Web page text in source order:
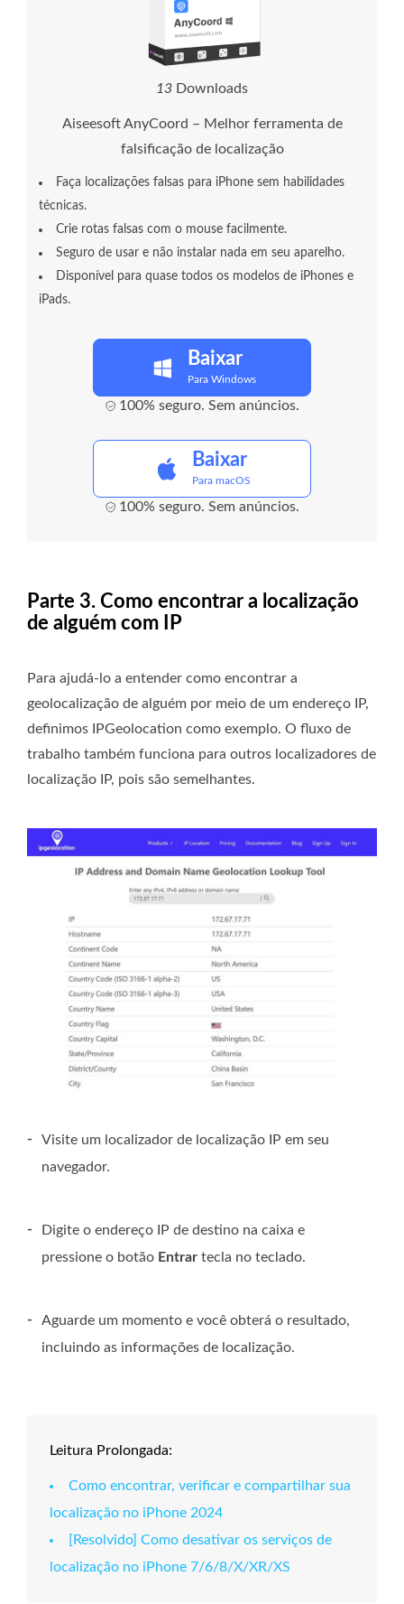
13 Downloads
Aiseesoft AnyCoord – Melhor ferramenta de
falsificação de localização
Faça localizações falsas para iPhone sem habilidades
técnicas.
Crie rotas falsas com o mouse facilmente.
Seguro de usar e não instalar nada em seu aparelho.
Disponível para quase todos os modelos de iPhones e
iPads.
Baixar
Para Windows
100% seguro. Sem anúncios.
Baixar
Para macOS
100% seguro. Sem anúncios.
Parte 3. Como encontrar a localização
de alguém com IP
Para ajudá-lo a entender como encontrar a
geolocalização de alguém por meio de um endereço IP,
definimos IPGeolocation como exemplo. O fluxo de
trabalho também funciona para outros localizadores de
localização IP, pois são semelhantes.
-
Visite um localizador de localização IP em seu
navegador.
-
Digite o endereço IP de destino na caixa e
pressione o botão Entrar tecla no teclado.
-
Aguarde um momento e você obterá o resultado,
incluindo as informações de localização.
Leitura Prolongada:
Como encontrar, verificar e compartilhar sua
localização no iPhone 2024
[Resolvido] Como desativar os serviços de
localização no iPhone 7/6/8/X/XR/XS